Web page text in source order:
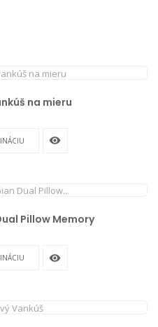
na mieru
remove_red_eye
Pillow Memory
remove_red_eye